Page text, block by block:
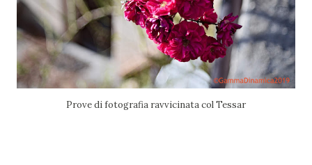
Prove di fotografia ravvicinata col Tessar